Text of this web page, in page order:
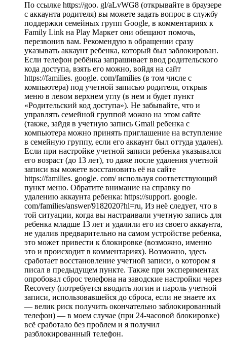
По ссылке https://goo. gl/aLvWG8 (открывайте в браузере
с аккаунта родителя) вы можете задать вопрос в службу
поддержки семейных групп Google, в комментариях к
Family Link на Play Маркет они обещают помочь,
перезвонив вам. Рекомендую в обращении сразу
указывать аккаунт ребенка, который был заблокирован.
Если телефон ребёнка запрашивает ввод родительского
кода доступа, взять его можно, войдя на сайт
https://families. google. com/families (в том числе с
компьютера) под учетной записью родителя, открыв
меню в левом верхнем углу (в нем и будет пункт
«Родительский код доступа»). Не забывайте, что и
управлять семейной группой можно на этом сайте
(также, зайдя в учетную запись Gmail ребенка с
компьютера можно принять приглашение на вступление
в семейную группу, если его аккаунт был оттуда удален).
Если при настройке учетной записи ребенка указывался
его возраст (до 13 лет), то даже после удаления учетной
записи вы можете восстановить её на сайте
https://families. google. com/ используя соответствующий
пункт меню. Обратите внимание на справку по
удалению аккаунта ребенка: https://support. google.
com/families/answer/9182020?hl=ru, Из неё следует, что в
той ситуации, когда вы настраивали учетную запись для
ребенка младше 13 лет и удалили его из своего аккаунта,
не удалив предварительно на самом устройстве ребенка,
это может привести к блокировке (возможно, именно
это и происходит в комментариях). Возможно, здесь
сработает восстановление учетной записи, о котором я
писал в предыдущем пункте. Также при экспериментах
опробовал сброс телефона на заводские настройки через
Recovery (потребуется вводить логин и пароль учетной
записи, использовавшейся до сброса, если не знаете их
— велик риск получить окончательно заблокированный
телефон) — в моем случае (при 24-часовой блокировке)
всё сработало без проблем и я получил
разблокированный телефон.